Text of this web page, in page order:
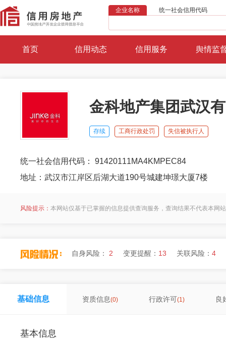
企业名称 统一社会信用代码
首页 信用动态 信用服务 舆情监
金科地产集团武汉
存续 工商行政处罚 失信被执行人
统一社会信用代码： 91420111MA4KMPEC84
地址：武汉市江岸区后湖大道190号城建坤璟大厦7楼
风险提示： 本网站仅基于已掌握的信息提供查询服务，查询结果不代表本网
自身风险： 2 变更提醒： 13 关联风险： 4
基础信息 资质信息(0) 行政许可(1) 良
基本信息